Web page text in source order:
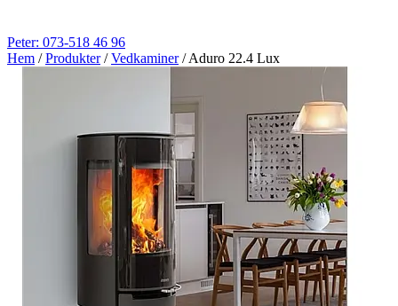
Peter: 073-518 46 96
Hem / Produkter / Vedkaminer / Aduro 22.4 Lux